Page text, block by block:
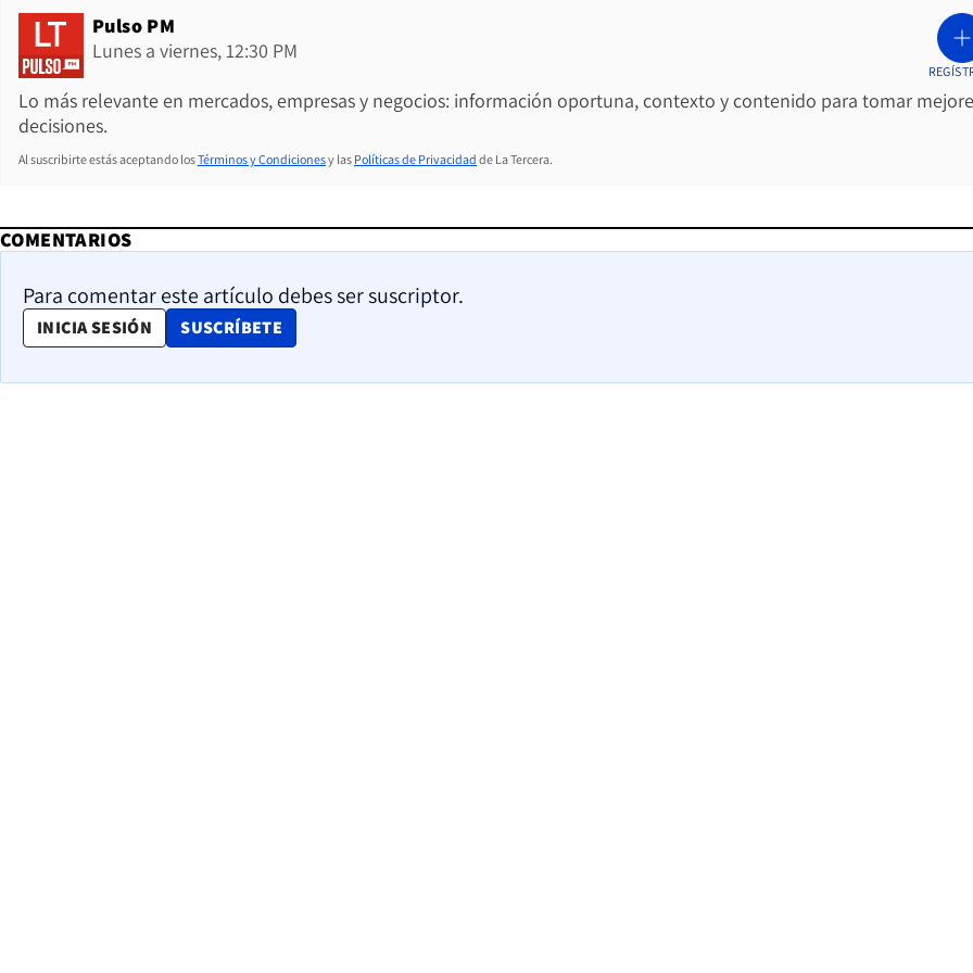
Pulso PM
Lunes a viernes, 12:30 PM
Lo más relevante en mercados, empresas y negocios: información oportuna, contexto y contenido para tomar
decisiones.
Al suscribirte estás aceptando losTérminos y Condicionesy las Políticas de Privacidad de La Tercera.
COMENTARIOS
Para comentar este artículo debes ser suscriptor.
INICIA SESIÓN SUSCRÍBETE
OPENS IN NEW WINDOW